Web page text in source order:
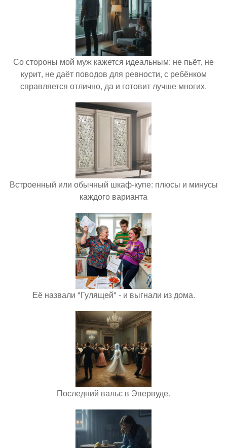
Со стороны мой муж кажется идеальным: не пьёт, не
курит, не даёт поводов для ревности, с ребёнком
справляется отлично, да и готовит лучше многих.
Встроенный или обычный шкаф-купе: плюсы и минусы
каждого варианта
Её назвали "Гулящей" - и выгнали из дома.
Последний вальс в Эвервуде.